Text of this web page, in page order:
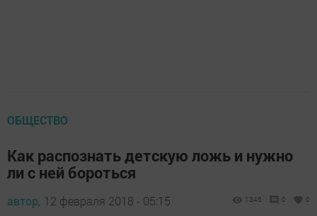
ОБЩЕСТВО
Как распознать детскую ложь и нужно
ли с ней бороться
автор, 12 февраля 2018 - 05:15 1346 0 0